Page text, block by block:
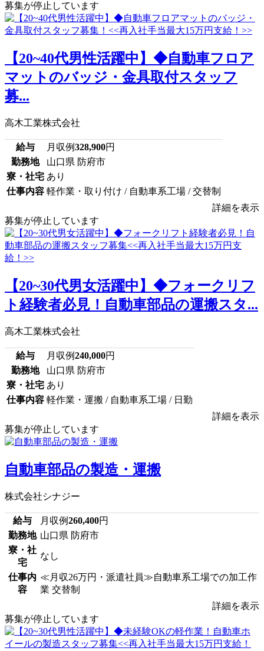
募集が停止しています
【20~40代男性活躍中】◆自動車フロア
マットのバッジ・金具取付スタッフ
募...
高木工業株式会社
給与 月収例328,900円
勤務地
山口県 防府市
寮・社宅 あり
仕事内容 軽作業・取り付け / 自動車系工場 / 交替制
詳細を表示
募集が停止しています
【20~30代男女活躍中】◆フォークリフ
ト経験者必見！自動車部品の運搬スタ...
高木工業株式会社
給与 月収例240,000円
勤務地
山口県 防府市
寮・社宅 あり
仕事内容 軽作業・運搬 / 自動車系工場 / 日勤
詳細を表示
募集が停止しています
自動車部品の製造・運搬
株式会社シナジー
給与 月収例260,400円
勤務地 山口県 防府市
寮・社
宅
なし
仕事内
容
≪月収26万円・派遣社員≫自動車系工場での加工作
業 交替制
詳細を表示
募集が停止しています